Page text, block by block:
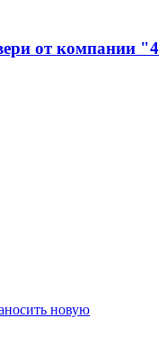
от компании "4
новую